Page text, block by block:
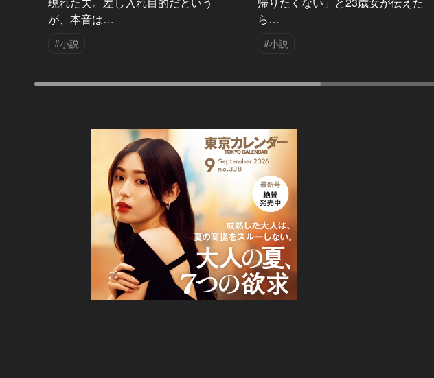
が、本音は…
#小説
ら…
#小説